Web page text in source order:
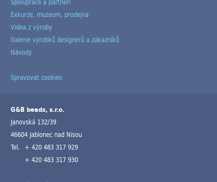
Exkurze, muzeum, prodejna
Videa z výroby
Galerie výrobků designerů a zákazníků
Návody
Spravovat cookies
G&B beads, s.r.o.
Janovská 132/39
46604 Jablonec nad Nisou
Tel. + 420 483 317 929
+ 420 483 317 930